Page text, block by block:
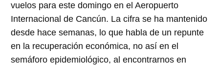
vuelos para este domingo en el Aeropuerto
Internacional de Cancún. La cifra se ha mantenido
desde hace semanas, lo que habla de un repunte
en la recuperación económica, no así en el
semáforo epidemiológico, al encontrarnos en